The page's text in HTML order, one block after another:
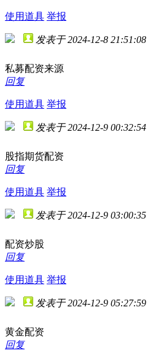
使用道具 举报
发表于 2024-12-8 21:51:08
私募配资来源
回复
使用道具 举报
发表于 2024-12-9 00:32:54
股指期货配资
回复
使用道具 举报
发表于 2024-12-9 03:00:35
配资炒股
回复
使用道具 举报
发表于 2024-12-9 05:27:59
黄金配资
回复